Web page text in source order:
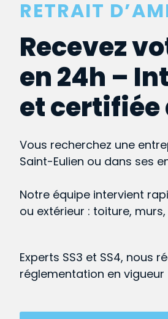
RETRAIT
Recevez
en 24h –
et certifiée
Vous recherchez une
Saint-Eulien ou dans ses
Notre équipe intervient
ou extérieur : toiture,
Experts SS3 et SS4, nous
réglementation en vigueur